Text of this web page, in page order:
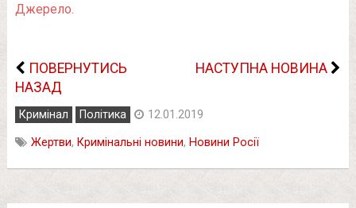
Джерело.
ПОВЕРНУТИСЬ
НАЗАД
НАСТУПНА НОВИНА
Кримінал Політика 12.01.2019
Жертви, Кримінальні новини, Новини Росії